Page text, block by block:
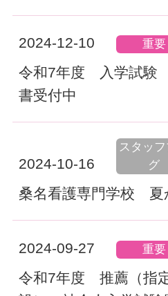
2024-12-10 重要
令和7年度 入学試
書受付中
2024-10-16
スタッフ
グ
桑名看護専門学校 夏
2024-09-27 重要
令和7年度 推薦（指